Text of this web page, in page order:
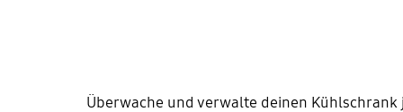
Überwache und verwalte deinen